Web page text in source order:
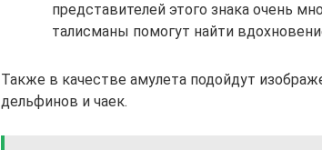
представителей этого знака очень
талисманы помогут найти
Также в качестве амулета подойдут
дельфинов и чаек.